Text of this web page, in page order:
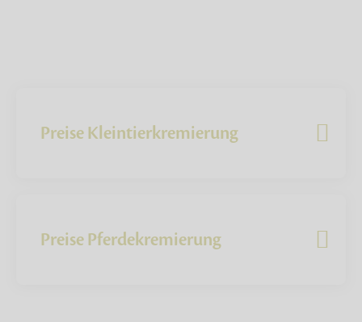
Preise Kleintierkremierung
Preise Pferdekremierung